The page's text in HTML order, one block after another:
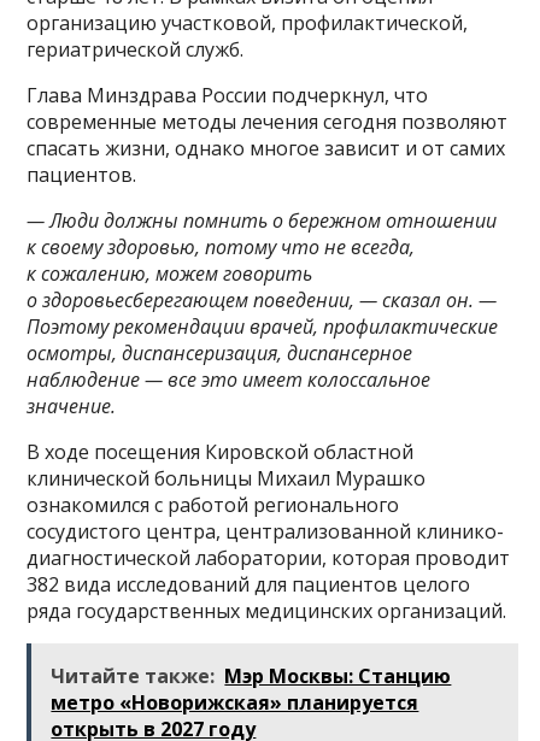
организацию участковой, профилактической,
гериатрической служб.
Глава Минздрава России подчеркнул, что
современные методы лечения сегодня позволяют
спасать жизни, однако многое зависит и от самих
пациентов.
— Люди должны помнить о бережном отношении
к своему здоровью, потому что не всегда,
к сожалению, можем говорить
о здоровьесберегающем поведении, — сказал он. —
Поэтому рекомендации врачей, профилактические
осмотры, диспансеризация, диспансерное
наблюдение — все это имеет колоссальное
значение.
В ходе посещения Кировской областной
клинической больницы Михаил Мурашко
ознакомился с работой регионального
сосудистого центра, централизованной клинико-
диагностической лаборатории, которая проводит
382 вида исследований для пациентов целого
ряда государственных медицинских организаций.
Читайте также: Мэр Москвы: Станцию
метро «Новорижская» планируется
открыть в 2027 году